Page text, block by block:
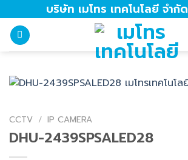
to
content
บริษัท เมโทร เทคโนโลยี จำกัด
CCTV / IP CAMERA
DHU-2439SPSALED28